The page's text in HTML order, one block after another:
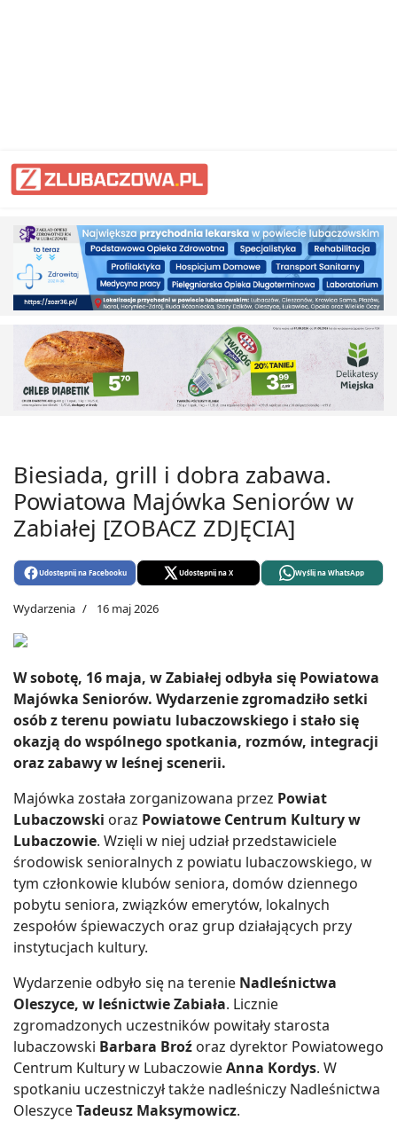
Biesiada, grill i dobra zabawa.
Powiatowa Majówka Seniorów w
Zabiałej [ZOBACZ ZDJĘCIA]
Udostępnij na Facebooku Udostępnij na X Wyślij na WhatsApp
Wydarzenia 16 maj 2026
W sobotę, 16 maja, w Zabiałej odbyła się Powiatowa
Majówka Seniorów. Wydarzenie zgromadziło setki
osób z terenu powiatu lubaczowskiego i stało się
okazją do wspólnego spotkania, rozmów, integracji
oraz zabawy w leśnej scenerii.
Majówka została zorganizowana przez Powiat
Lubaczowski oraz Powiatowe Centrum Kultury w
Lubaczowie. Wzięli w niej udział przedstawiciele
środowisk senioralnych z powiatu lubaczowskiego, w
tym członkowie klubów seniora, domów dziennego
pobytu seniora, związków emerytów, lokalnych
zespołów śpiewaczych oraz grup działających przy
instytucjach kultury.
Wydarzenie odbyło się na terenie Nadleśnictwa
Oleszyce, w leśnictwie Zabiała. Licznie
zgromadzonych uczestników powitały starosta
lubaczowski Barbara Broź oraz dyrektor Powiatowego
Centrum Kultury w LubaczowieAnna Kordys. W
spotkaniu uczestniczył także nadleśniczy Nadleśnictwa
OleszyceTadeusz Maksymowicz.